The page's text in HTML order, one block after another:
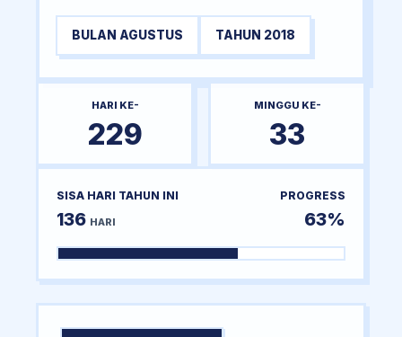
BULAN AGUSTUS TAHUN 2018
HARI KE-
229
MINGGU KE-
33
SISA HARI TAHUN INI
136 HARI
PROGRESS
63%